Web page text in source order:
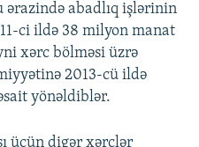
abadlıq işlərinin
ci ildə 38 milyon manat
xərc bölməsi üzrə
2013-cü ildə
yönəldiblər.
üçün digər xərclər